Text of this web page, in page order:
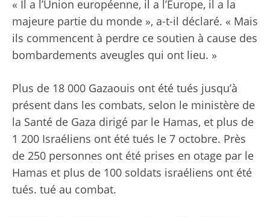
« Il a l’Union européenne, il a l’Europe, il a la
majeure partie du monde », a-t-il déclaré. « Mais
ils commencent à perdre ce soutien à cause des
bombardements aveugles qui ont lieu. »
Plus de 18 000 Gazaouis ont été tués jusqu’à
présent dans les combats, selon le ministère de
la Santé de Gaza dirigé par le Hamas, et plus de
1 200 Israéliens ont été tués le 7 octobre. Près
de 250 personnes ont été prises en otage par le
Hamas et plus de 100 soldats israéliens ont été
tués. tué au combat.